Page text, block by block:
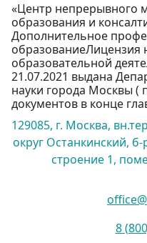
«Центр непрерывного
образования и
Дополнительное
образованиеЛицензия
образовательной
21.07.2021 выдана
науки города Москвы (
документов в конце
129085, г. Москва,
округ Останкинский,
строение 1,
8